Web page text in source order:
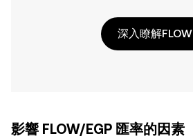
深入瞭解FLOW
影響 FLOW/EGP 匯率的因素